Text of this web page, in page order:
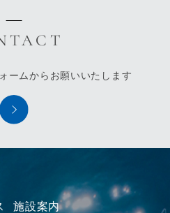
ームからお願いいたします
施設案内